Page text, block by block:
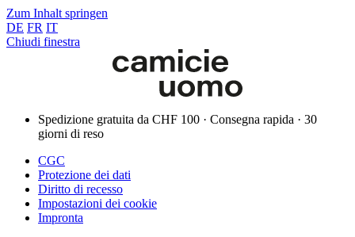
Zum Inhalt springen
DE FR IT
Chiudi finestra
Spedizione gratuita da CHF 100 · Consegna rapida · 30
giorni di reso
CGC
Protezione dei dati
Diritto di recesso
Impostazioni dei cookie
Impronta